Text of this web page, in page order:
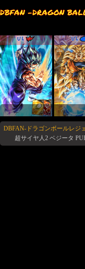
DBFAN -DRAGON
UL UL
DBFAN-ドラゴンボールレジ
超サイヤ人2 ベジータ